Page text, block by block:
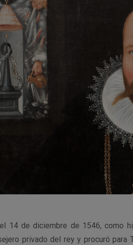
14 de diciembre de 1546, como
privado del rey y procuró para